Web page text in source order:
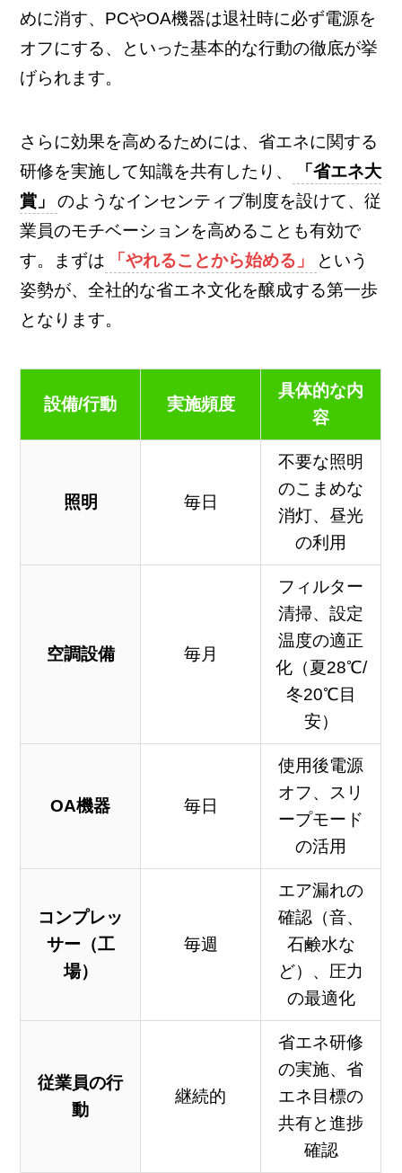
めに消す、PCやOA機器は退社時に必ず電源を
オフにする、といった基本的な行動の徹底が挙
げられます。
さらに効果を高めるためには、省エネに関する
研修を実施して知識を共有したり、
「省エネ大
賞」
のようなインセンティブ制度を設けて、従
業員のモチベーションを高めることも有効で
す。まずは
「やれることから始める」
という
姿勢が、全社的な省エネ文化を醸成する第一歩
となります。
設備/行動 実施頻度
具体的な内
容
照明 毎日
不要な照明
のこまめな
消灯、昼光
の利用
空調設備 毎月
フィルター
清掃、設定
温度の適正
化（夏28℃/
冬20℃目
安）
OA機器 毎日
使用後電源
オフ、スリ
ープモード
の活用
コンプレッ
サー（工
場）
毎週
エア漏れの
確認（音、
石鹸水な
ど）、圧力
の最適化
従業員の行
動
継続的
省エネ研修
の実施、省
エネ目標の
共有と進捗
確認